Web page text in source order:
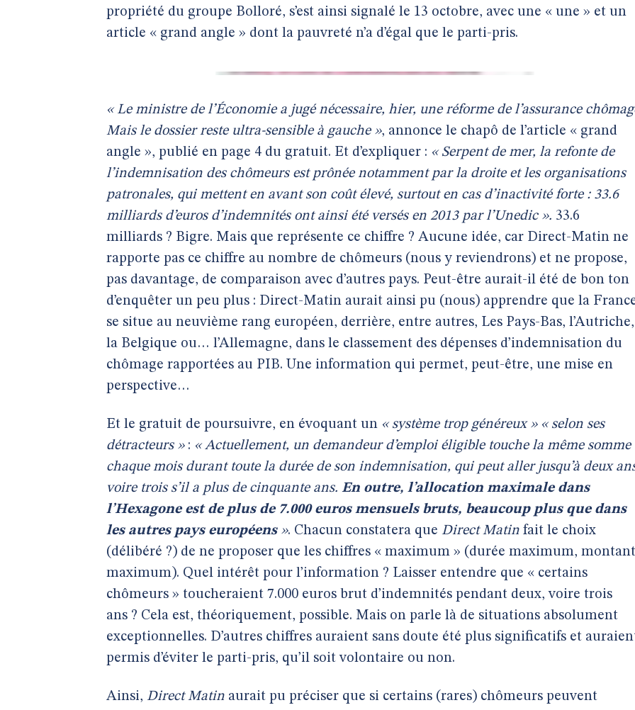
propriété du groupe Bolloré, s’est ainsi signalé le 13 octobre, avec une « une » et un
article « grand angle » dont la pauvreté n’a d’égal que le parti-pris.
« Le ministre de l’Économie a jugé nécessaire, hier, une réforme de l’assurance
Mais le dossier reste ultra-sensible à gauche », annonce le chapô de l’article « grand
angle », publié en page 4 du gratuit. Et d’expliquer : « Serpent de mer, la refonte de
l’indemnisation des chômeurs est prônée notamment par la droite et les organisations
patronales, qui mettent en avant son coût élevé, surtout en cas d’inactivité forte : 33.6
milliards d’euros d’indemnités ont ainsi été versés en 2013 par l’Unedic ». 33.6
milliards ? Bigre. Mais que représente ce chiffre ? Aucune idée, car Direct-Matin ne
rapporte pas ce chiffre au nombre de chômeurs (nous y reviendrons) et ne propose,
pas davantage, de comparaison avec d’autres pays. Peut-être aurait-il été de bon ton
d’enquêter un peu plus : Direct-Matin aurait ainsi pu (nous) apprendre que la
se situe au neuvième rang européen, derrière, entre autres, Les Pays-Bas, l’Autriche,
la Belgique ou… l’Allemagne, dans le classement des dépenses d’indemnisation du
chômage rapportées au PIB. Une information qui permet, peut-être, une mise en
perspective…
Et le gratuit de poursuivre, en évoquant un « système trop généreux » « selon ses
détracteurs »: « Actuellement, un demandeur d’emploi éligible touche la même somme
chaque mois durant toute la durée de son indemnisation, qui peut aller jusqu’à deux
voire trois s’il a plus de cinquante ans. En outre, l’allocation maximale dans
l’Hexagone est de plus de 7.000 euros mensuels bruts, beaucoup plus que dans
les autres pays européens». Chacun constatera que Direct Matin fait le choix
(délibéré ?) de ne proposer que les chiffres « maximum » (durée maximum, montant
maximum). Quel intérêt pour l’information ? Laisser entendre que « certains
chômeurs » toucheraient 7.000 euros brut d’indemnités pendant deux, voire trois
ans ? Cela est, théoriquement, possible. Mais on parle là de situations absolument
exceptionnelles. D’autres chiffres auraient sans doute été plus significatifs et
permis d’éviter le parti-pris, qu’il soit volontaire ou non.
Ainsi, Direct Matin aurait pu préciser que si certains (rares) chômeurs peuvent